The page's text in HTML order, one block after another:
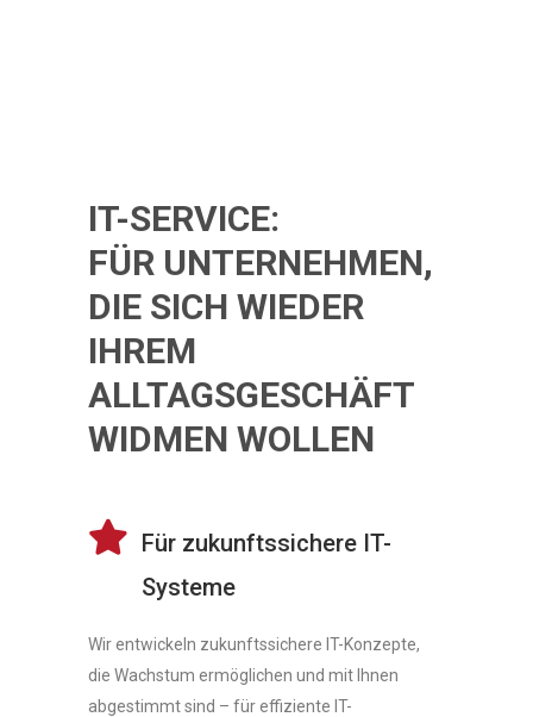
IT-SERVICE:
FÜR UNTERNEHMEN,
DIE SICH WIEDER
IHREM
ALLTAGSGESCHÄFT
WIDMEN WOLLEN
Für zukunftssichere IT-
Systeme
Wir entwickeln zukunftssichere IT-Konzepte,
die Wachstum ermöglichen und mit Ihnen
abgestimmt sind – für effiziente IT-